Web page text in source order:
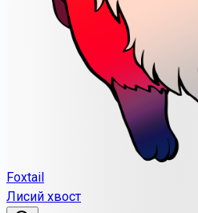
Foxtail
Лисий хвост